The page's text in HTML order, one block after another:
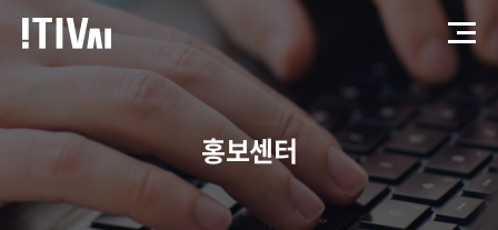
홍보센터